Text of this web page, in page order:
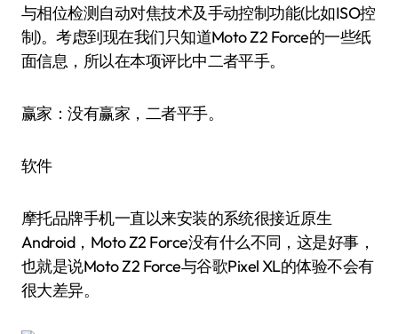
与相位检测自动对焦技术及手动控制功能(比如ISO控
制)。考虑到现在我们只知道Moto Z2 Force的一些纸
面信息，所以在本项评比中二者平手。
赢家：没有赢家，二者平手。
软件
摩托品牌手机一直以来安装的系统很接近原生
Android，Moto Z2 Force没有什么不同，这是好事，
也就是说Moto Z2 Force与谷歌Pixel XL的体验不会有
很大差异。